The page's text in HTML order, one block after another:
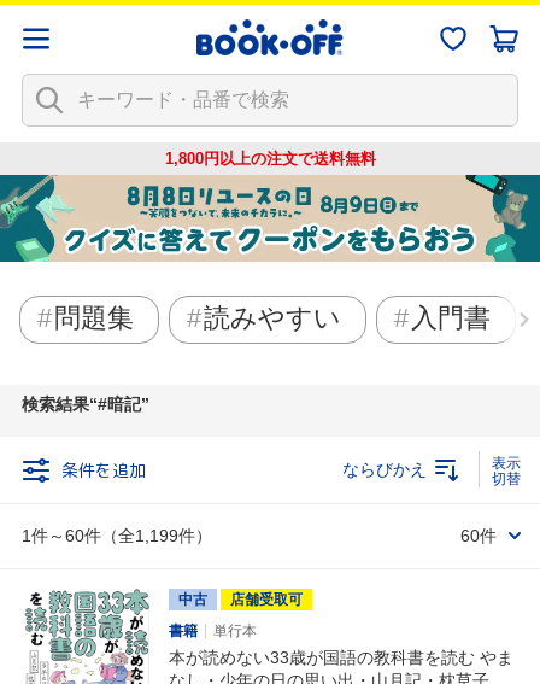
1,800円以上の注文で送料無料
問題集 読みやすい 入門書
検索結果 #暗記
条件を追加
1件～60件（全1,199件）
ならびかえ
60件
中古
店舗受取可
書籍
単行本
本が読めない33歳が国語の教科書を読む やま
なし・少年の日の思い出・山月記・枕草子